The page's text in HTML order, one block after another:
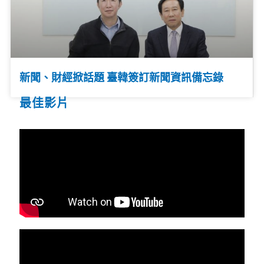
新聞、財經掀話題 臺韓簽訂新聞資訊備忘錄
最佳影片